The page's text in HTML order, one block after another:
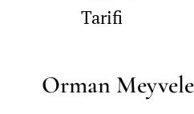
Tarifi
Orman